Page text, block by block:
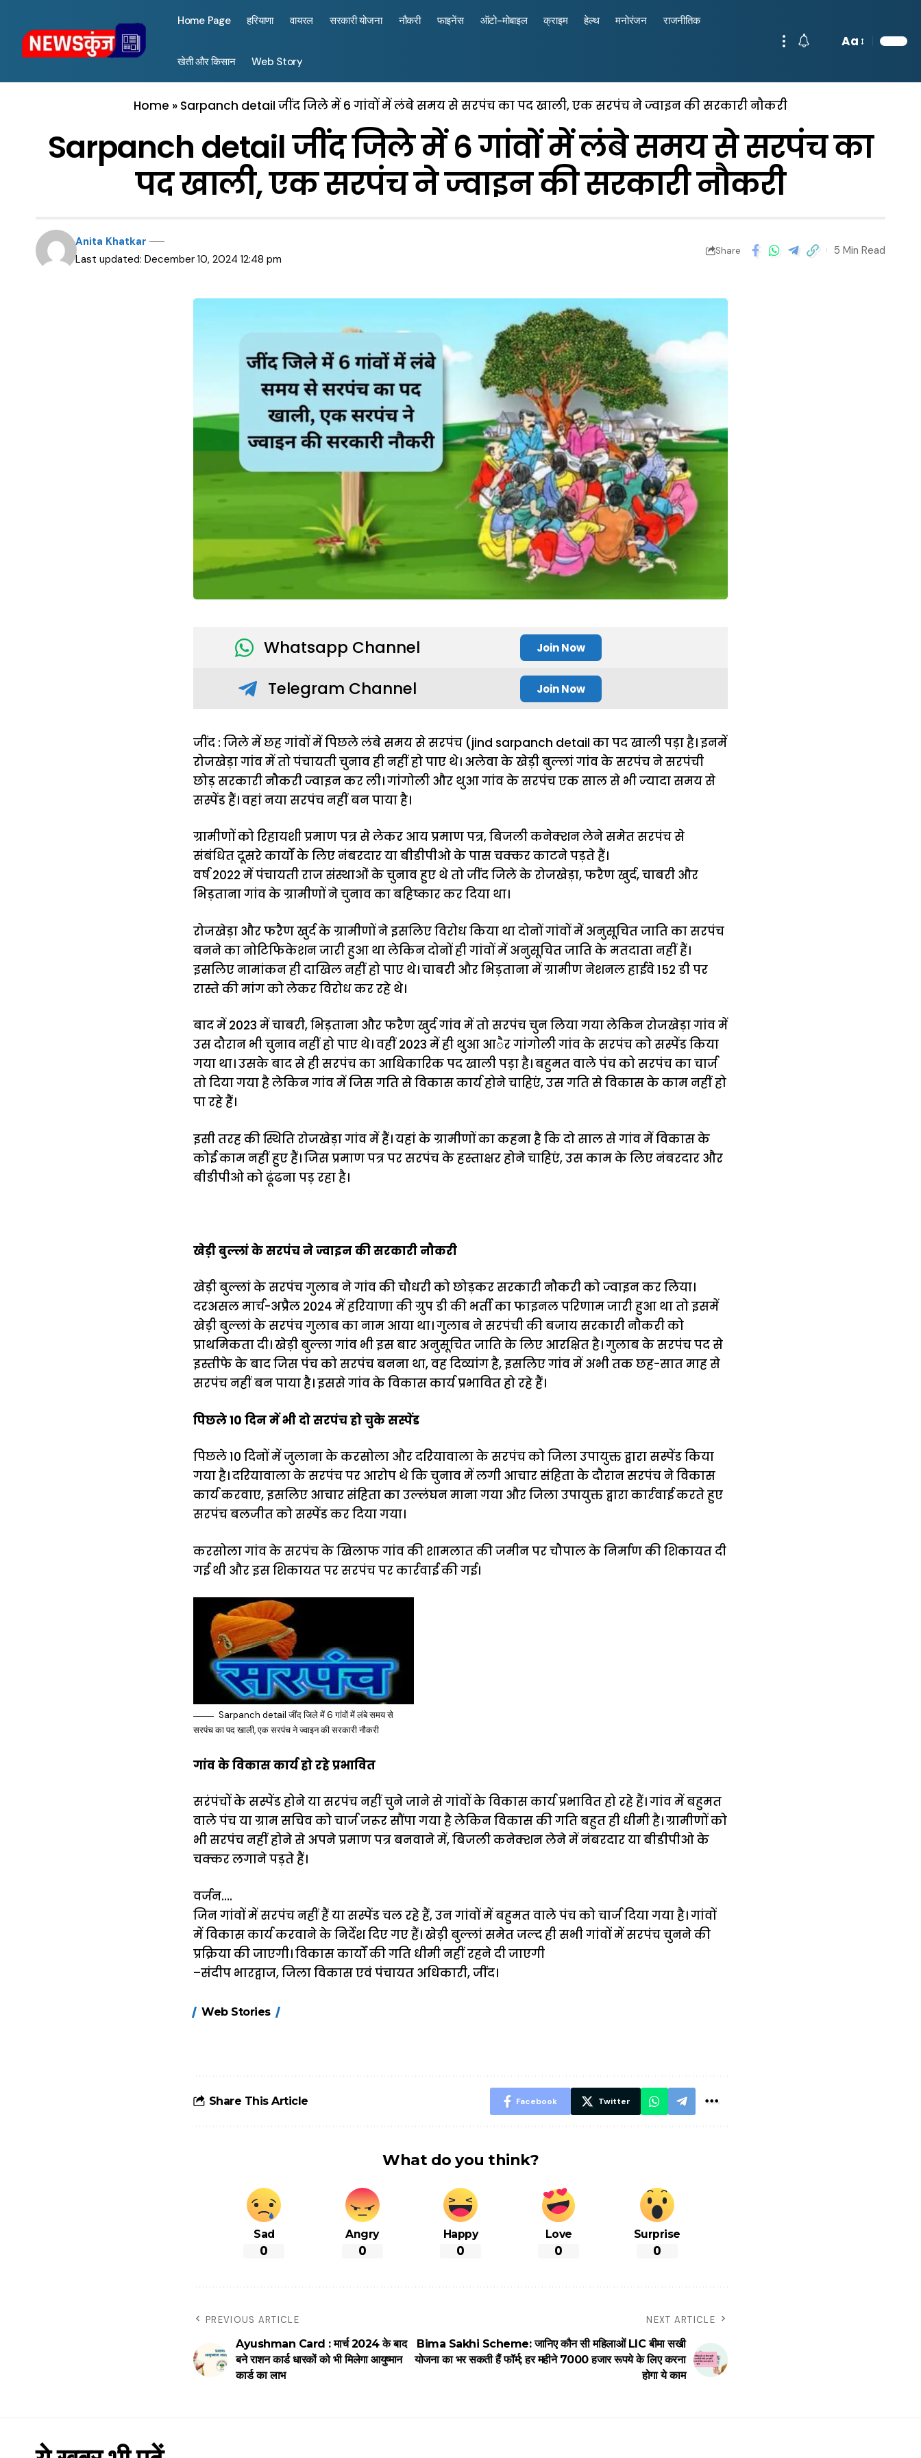
Home Page हरियाणा वायरल सरकारी योजना नौकरी फाइनेंस ऑटो-मोबाइल क्राइम हेल्थ मनोरंजन राजनीतिक
खेती और किसान Web Story
Aa
Home » Sarpanch detail जींद जिले में 6 गांवों में लंबे समय से सरपंच का पद खाली, एक सरपंच ने ज्वाइन की सरकारी नौकरी
Sarpanch detail जींद जिले में 6 गांवों में लंबे समय से सरपंच का
पद खाली, एक सरपंच ने ज्वाइन की सरकारी नौकरी
Last updated: December 10, 2024 12:48 pm
Anita Khatkar
Share 5 Min Read
Whatsapp Channel Join Now
Telegram Channel Join Now
जींद : जिले में छह गांवों में पिछले लंबे समय से सरपंच (jind sarpanch detail का पद खाली पड़ा है। इनमें
रोजखेड़ा गांव में तो पंचायती चुनाव ही नहीं हो पाए थे। अलेवा के खेड़ी बुल्लां गांव के सरपंच ने सरपंची
छोड़ सरकारी नौकरी ज्वाइन कर ली। गांगोली और थुआ गांव के सरपंच एक साल से भी ज्यादा समय से
सस्पेंड हैं। वहां नया सरपंच नहीं बन पाया है।
ग्रामीणों को रिहायशी प्रमाण पत्र से लेकर आय प्रमाण पत्र, बिजली कनेक्शन लेने समेत सरपंच से
संबंधित दूसरे कार्यों के लिए नंबरदार या बीडीपीओ के पास चक्कर काटने पड़ते हैं।
वर्ष 2022 में पंचायती राज संस्थाओं के चुनाव हुए थे तो जींद जिले के रोजखेड़ा, फरैण खुर्द, चाबरी और
भिड़ताना गांव के ग्रामीणों ने चुनाव का बहिष्कार कर दिया था।
रोजखेड़ा और फरैण खुर्द के ग्रामीणों ने इसलिए विरोध किया था दोनों गांवों में अनुसूचित जाति का सरपंच
बनने का नोटिफिकेशन जारी हुआ था लेकिन दोनों ही गांवों में अनुसूचित जाति के मतदाता नहीं हैं।
इसलिए नामांकन ही दाखिल नहीं हो पाए थे। चाबरी और भिड़ताना में ग्रामीण नेशनल हाईवे 152 डी पर
रास्ते की मांग को लेकर विरोध कर रहे थे।
बाद में 2023 में चाबरी, भिड़ताना और फरैण खुर्द गांव में तो सरपंच चुन लिया गया लेकिन रोजखेड़ा गांव में
उस दौरान भी चुनाव नहीं हो पाए थे। वहीं 2023 में ही थुआ आैर गांगोली गांव के सरपंच को सस्पेंड किया
गया था। उसके बाद से ही सरपंच का आधिकारिक पद खाली पड़ा है। बहुमत वाले पंच को सरपंच का चार्ज
तो दिया गया है लेकिन गांव में जिस गति से विकास कार्य होने चाहिएं, उस गति से विकास के काम नहीं हो
पा रहे हैं।
इसी तरह की स्थिति राेजखेड़ा गांव में हैं। यहां के ग्रामीणों का कहना है कि दो साल से गांव में विकास के
कोई काम नहीं हुए हैं। जिस प्रमाण पत्र पर सरपंच के हस्ताक्षर होने चाहिएं, उस काम के लिए नंबरदार और
बीडीपीओ को ढूंढना पड़ रहा है।
खेड़ी बुल्लां के सरपंच ने ज्वाइन की सरकारी नौकरी
खेड़ी बुल्लां के सरपंच गुलाब ने गांव की चौधरी को छोड़कर सरकारी नौकरी को ज्वाइन कर लिया।
दरअसल मार्च-अप्रैल 2024 में हरियाणा की ग्रुप डी की भर्ती का फाइनल परिणाम जारी हुआ था तो इसमें
खेड़ी बुल्लां के सरपंच गुलाब का नाम आया था। गुलाब ने सरपंची की बजाय सरकारी नौकरी को
प्राथमिकता दी। खेड़ी बुल्ला गांव भी इस बार अनुसूचित जाति के लिए आरक्षित है। गुलाब के सरपंच पद से
इस्तीफे के बाद जिस पंच को सरपंच बनना था, वह दिव्यांग है, इसलिए गांव में अभी तक छह-सात माह से
सरपंच नहीं बन पाया है। इससे गांव के विकास कार्य प्रभावित हो रहे हैं।
पिछले 10 दिन में भी दो सरपंच हो चुके सस्पेंड
पिछले 10 दिनों में जुलाना के करसोला और दरियावाला के सरपंच को जिला उपायुक्त द्वारा सस्पेंड किया
गया है। दरियावाला के सरपंच पर आरोप थे कि चुनाव में लगी आचार संहिता के दौरान सरपंच ने विकास
कार्य करवाए, इसलिए आचार संहिता का उल्लंघन माना गया और जिला उपायुक्त द्वारा कार्रवाई करते हुए
सरपंच बलजीत को सस्पेंड कर दिया गया।
करसोला गांव के सरपंच के खिलाफ गांव की शामलात की जमीन पर चौपाल के निर्माण की शिकायत दी
गई थी और इस शिकायत पर सरपंच पर कार्रवाई की गई।
Sarpanch detail जींद जिले में 6 गांवों में लंबे समय से
सरपंच का पद खाली, एक सरपंच ने ज्वाइन की सरकारी नौकरी
गांव के विकास कार्य हो रहे प्रभावित
सरंपंचों के सस्पेंड होने या सरपंच नहीं चुने जाने से गांवों के विकास कार्य प्रभावित हो रहे हैं। गांव में बहुमत
वाले पंच या ग्राम सचिव को चार्ज जरूर सौंपा गया है लेकिन विकास की गति बहुत ही धीमी है। ग्रामीणों को
भी सरपंच नहीं होने से अपने प्रमाण पत्र बनवाने में, बिजली कनेक्शन लेने में नंबरदार या बीडीपीओ के
चक्कर लगाने पड़ते हैं।
वर्जन….
जिन गांवों में सरपंच नहीं हैं या सस्पेंड चल रहे हैं, उन गांवों में बहुमत वाले पंच को चार्ज दिया गया है। गांवों
में विकास कार्य करवाने के निर्देश दिए गए हैं। खेड़ी बुल्लां समेत जल्द ही सभी गांवों में सरपंच चुनने की
प्रक्रिया की जाएगी। विकास कार्यों की गति धीमी नहीं रहने दी जाएगी
–संदीप भारद्वाज, जिला विकास एवं पंचायत अधिकारी, जींद।
Web Stories
होंगे FASTag के
आसान ट्रिक्स
निगरानी
Share This Article Facebook Twitter
What do you think?
Sad
0
Angry
0
Happy
0
Love
0
Surprise
0
PREVIOUS ARTICLE
Ayushman Card : मार्च 2024 के बाद
बने राशन कार्ड धारकों को भी मिलेगा आयुष्मान
कार्ड का लाभ
NEXT ARTICLE
Bima Sakhi Scheme: जानिए कौन सी महिलाओं LIC बीमा सखी
योजना का भर सकती हैं फॉर्म; हर महीने 7000 हजार रूपये के लिए करना
होगा ये काम